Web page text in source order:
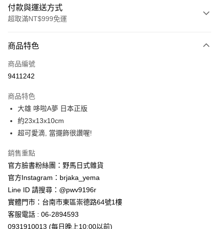
付款與運送方式
超取滿NT$999免運
信用卡一次付款
信用卡分期付款
合作金庫商業銀行
華南商業銀行
上海商業儲蓄銀行
國泰世華商業銀行
匯豐（台灣）商業銀行
聯邦商業銀行
玉山商業銀行
台新國際商業銀行
台灣樂天信用卡公司
超商取貨付款
LINE Pay
街口支付
悠遊付
Google Pay
ATM付款
商品特色
商品編號
9411242
商品特色
大雄 哆啦A夢 日本正版
約23x13x10cm
超可愛滴, 當擺飾很讚喔!
銷售重點
官方臉書粉絲團：野馬日式雜貨
官方Instagram：brjaka_yema
Line ID 請搜尋：@pwv9196r
實體門市：台南市東區崇德路64號1樓
客服電話 : 06-2894593
0931910013 (每日晚上10:00以前)